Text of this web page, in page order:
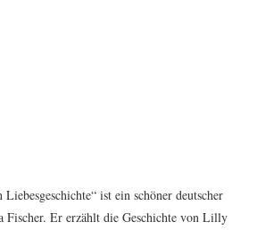
ist ein schöner deutscher
Fischer. Er erzählt die Geschichte von Lilly